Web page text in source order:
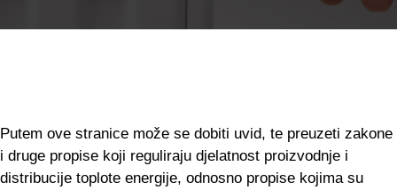
Putem ove stranice može se dobiti uvid, te preuzeti zakone
i druge propise koji reguliraju djelatnost proizvodnje i
distribucije toplote energije, odnosno propise kojima su